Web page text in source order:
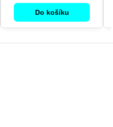
Do košíku